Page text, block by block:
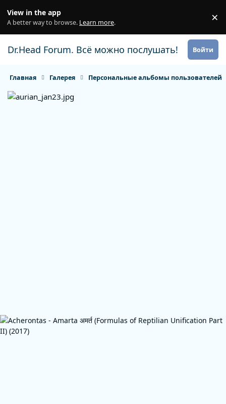
View in the app
A better way to browse. Learn more. ×
Dr.Head Forum. Всё можно послушать! Войти
Главная Галерея Персональные альбомы пользователей